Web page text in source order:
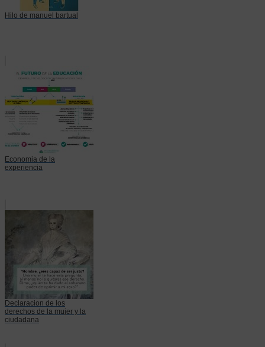
Hilo de manuel bartual
Economia de la
experiencia
Declaracion de los
derechos de la mujer y la
ciudadana